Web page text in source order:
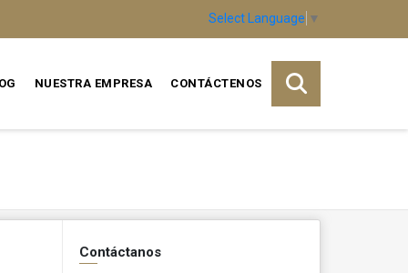
Select Language ▼
NUESTRA EMPRESA CONTÁCTENOS
Contáctanos